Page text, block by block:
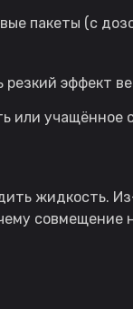
пакеты (с
эффект
или
жидкость.
совмещение